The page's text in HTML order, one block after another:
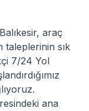
araç
sık
7/24 Yol
ana